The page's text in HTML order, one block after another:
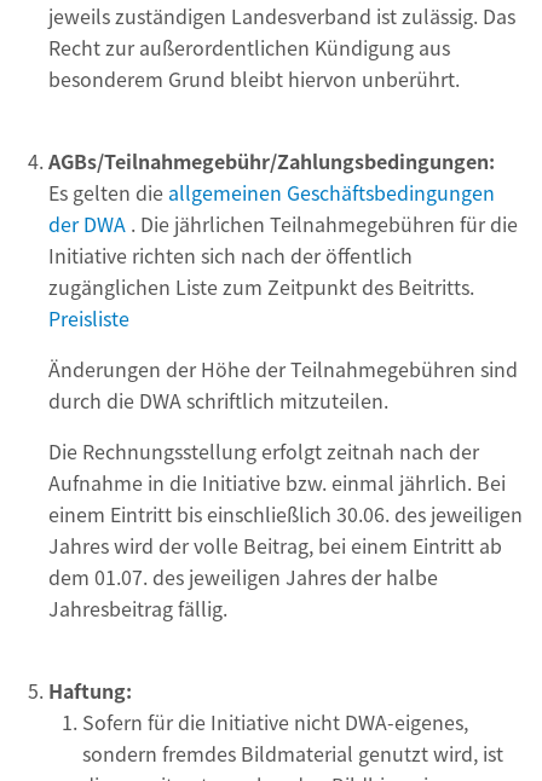
jeweils zuständigen Landesverband ist zulässig. Das
Recht zur außerordentlichen Kündigung aus
besonderem Grund bleibt hiervon unberührt.
AGBs/Teilnahmegebühr/Zahlungsbedingungen:
Es gelten die allgemeinen Geschäftsbedingungen
der DWA . Die jährlichen Teilnahmegebühren für die
Initiative richten sich nach der öffentlich
zugänglichen Liste zum Zeitpunkt des Beitritts.
Preisliste
Änderungen der Höhe der Teilnahmegebühren sind
durch die DWA schriftlich mitzuteilen.
Die Rechnungsstellung erfolgt zeitnah nach der
Aufnahme in die Initiative bzw. einmal jährlich. Bei
einem Eintritt bis einschließlich 30.06. des jeweiligen
Jahres wird der volle Beitrag, bei einem Eintritt ab
dem 01.07. des jeweiligen Jahres der halbe
Jahresbeitrag fällig.
Haftung:
Sofern für die Initiative nicht DWA-eigenes,
sondern fremdes Bildmaterial genutzt wird, ist